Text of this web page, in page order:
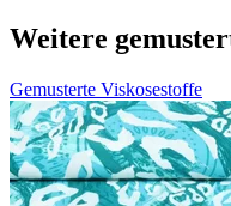
Weitere
Gemusterte Viskosestoffe